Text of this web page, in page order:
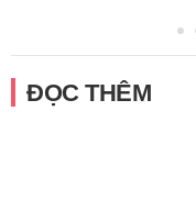
ĐỌC THÊM